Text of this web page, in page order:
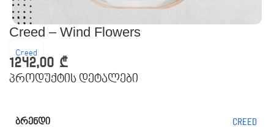
Creed – Wind Flowers
Creed
1242,00 ₾
პროდუქტის დეტალები
ᲑᲠᲔᲜᲓᲘ Creed